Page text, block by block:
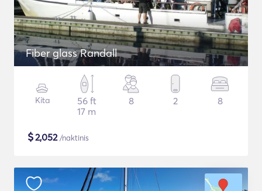
Fiber glass Randall
Kita
56 ft
17 m
8 2 8
$2,052/naktinis